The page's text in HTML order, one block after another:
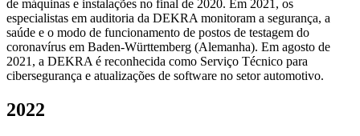
de máquinas e instalações no final de 2020. Em 2021, os
especialistas em auditoria da DEKRA monitoram a segurança, a
saúde e o modo de funcionamento de postos de testagem do
coronavírus em Baden-Württemberg (Alemanha). Em agosto de
2021, a DEKRA é reconhecida como Serviço Técnico para
cibersegurança e atualizações de software no setor automotivo.
2022